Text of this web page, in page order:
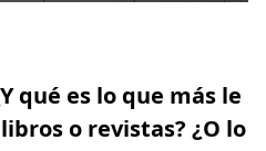
qué es lo que más le
o revistas? ¿O lo